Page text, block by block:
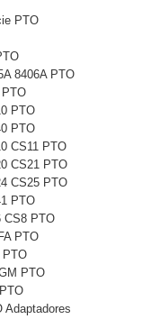
PTO
8406A PTO
PTO
PTO
CS11 PTO
CS21 PTO
CS25 PTO
PTO
CS8 PTO
PTO
PTO
PTO
Adaptadores